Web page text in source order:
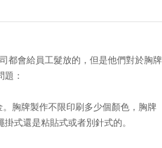
都會給員工髮放的，但是他們對於胸牌
：
胸牌製作不限印刷多少個顏色，胸牌
式還是粘貼式或者別針式的。